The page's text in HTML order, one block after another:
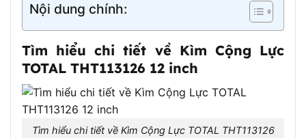
Nội dung chính:
Tìm hiểu chi tiết về Kìm Cộng Lực
TOTAL THT113126 12 inch
Tìm hiểu chi tiết về Kìm Cộng Lực TOTAL THT113126